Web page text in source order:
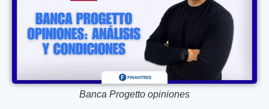
Banca Progetto opiniones